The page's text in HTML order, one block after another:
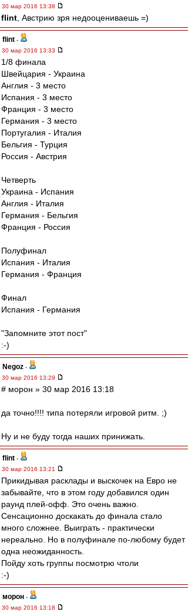
30 мар 2016 13:38
flint , Австрию зря недооцениваешь =)
flint -
30 мар 2016 13:33
1/8 финала
Швейцария - Украина
Англия - 3 место
Испания - 3 место
Франция - 3 место
Германия - 3 место
Португалия - Италия
Бельгия - Турция
Россия - Австрия
Четверть
Украина - Испания
Англия - Италия
Германия - Бельгия
Франция - Россия
Полуфинал
Испания - Италия
Германия - Франция
Финал
Испания - Германия
"Запомните этот пост"
:-)
Negoz -
30 мар 2016 13:29
# морон » 30 мар 2016 13:18
да точно!!!! типа потеряли игровой ритм. ;)
Ну и не буду тогда наших принижать.
flint -
30 мар 2016 13:21
Прикидывая расклады и выскочек на Евро не
забывайте, что в этом году добавился один
раунд плей-офф. Это очень важно.
Сенсационно доскакать до финала стало
много сложнее. Выиграть - практически
нереально. Но в полуфинале по-любому будет
одна неожиданность.
Пойду хоть группы посмотрю чтоли
:-)
морон -
30 мар 2016 13:18